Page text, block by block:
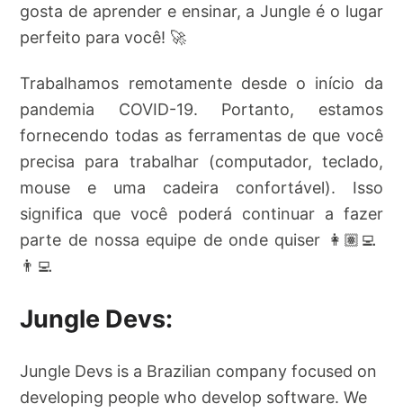
gosta de aprender e ensinar, a Jungle é o lugar
perfeito para você! 🚀
Trabalhamos remotamente desde o início da
pandemia COVID-19. Portanto, estamos
fornecendo todas as ferramentas de que você
precisa para trabalhar (computador, teclado,
mouse e uma cadeira confortável). Isso
significa que você poderá continuar a fazer
parte de nossa equipe de onde quiser 👩🏽‍💻
👨‍💻
Jungle Devs:
Jungle Devs is a Brazilian company focused on
developing people who develop software. We